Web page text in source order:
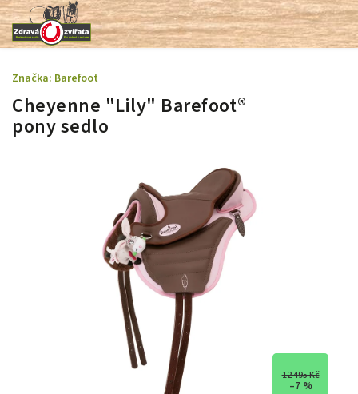
Cheyenne "Lily" Barefoot®
pony sedlo
12 495 Kč
–7 %
Značka: Barefoot